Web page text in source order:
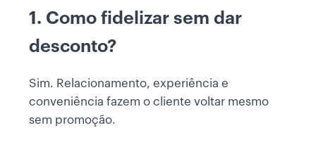
1. Como fidelizar sem dar
desconto?
Sim. Relacionamento, experiência e
conveniência fazem o cliente voltar mesmo
sem promoção.